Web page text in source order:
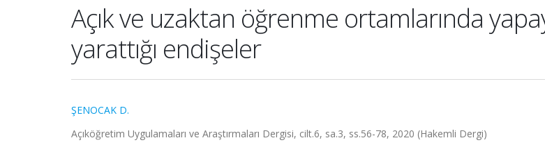
Açık ve uzaktan öğrenme ortamlarında
yarattığı endişeler
ŞENOCAK D.
Açıköğretim Uygulamaları ve Araştırmaları Dergisi, cilt.6, sa.3, ss.56-78, 2020 (Hakemli Dergi)